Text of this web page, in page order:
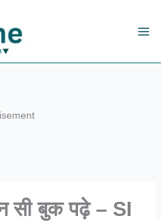
सी बुक पढ़े – SI